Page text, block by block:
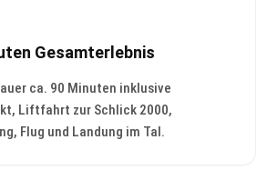
Gesamterlebnis
ca. 90 Minuten inklusive
Liftfahrt zur Schlick 2000,
Flug und Landung im Tal.